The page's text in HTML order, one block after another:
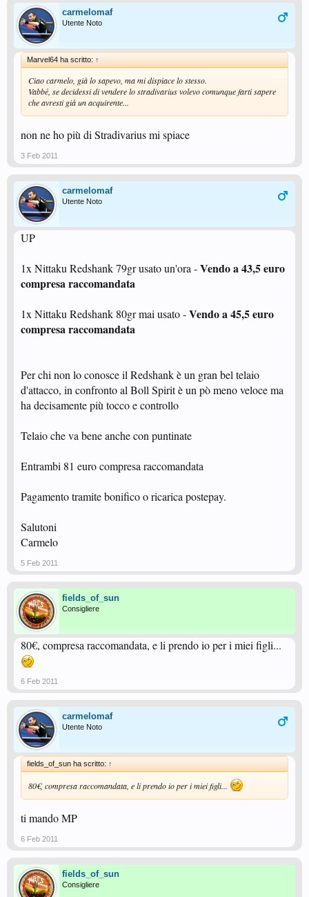
carmelomaf
Utente Noto
Marvel64 ha scritto: ↑
Ciao carmelo, già lo sapevo, ma mi dispiace lo stesso.
Vabbé, se decidessi di vendere lo stradivarius volevo comunque farti sapere
che avresti già un acquirente...
non ne ho più di Stradivarius mi spiace
3 Feb 2011
carmelomaf
Utente Noto
UP
1x Nittaku Redshank 79gr usato un'ora -Vendo a 43,5 euro
compresa raccomandata
1x Nittaku Redshank 80gr mai usato -Vendo a 45,5 euro
compresa raccomandata
Per chi non lo conosce il Redshank è un gran bel telaio
d'attacco, in confronto al Boll Spirit è un pò meno veloce ma
ha decisamente più tocco e controllo
Telaio che va bene anche con puntinate
Entrambi 81 euro compresa raccomandata
Pagamento tramite bonifico o ricarica postepay.
Salutoni
Carmelo
5 Feb 2011
fields_of_sun
Consigliere
80€, compresa raccomandata, e li prendo io per i miei figli...
6 Feb 2011
carmelomaf
Utente Noto
fields_of_sun ha scritto: ↑
80€, compresa raccomandata, e li prendo io per i miei figli...
ti mando MP
6 Feb 2011
fields_of_sun
Consigliere